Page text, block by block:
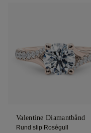
Valentine Diamantbånd
Rund slip Roségull